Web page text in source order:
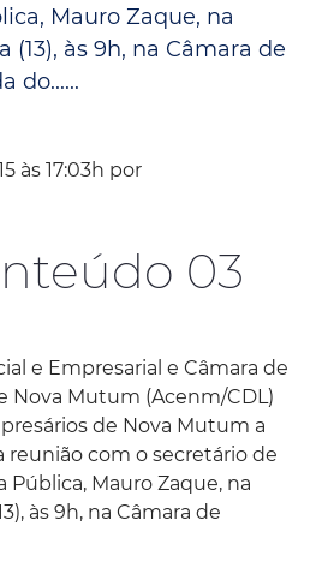
Mauro Zaque, na
(13), às 9h, na Câmara de
do......
às 17:03h por
03
e Empresarial e Câmara de
Nova Mutum (Acenm/CDL)
de Nova Mutum a
com o secretário de
Pública, Mauro Zaque, na
às 9h, na Câmara de